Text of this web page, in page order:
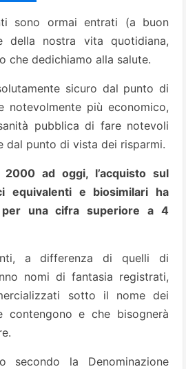
sono ormai entrati (a buon
nostra vita quotidiana,
che dedichiamo alla salute.
sicuro dal punto di
notevolmente più economico,
pubblica di fare notevoli
dal punto di vista dei risparmi.
2000 ad oggi, l’acquisto sul
equivalenti e biosimilari ha
una cifra superiore a 4
a differenza di quelli di
nomi di fantasia registrati,
sotto il nome dei
contengono e che bisognerà
secondo la Denominazione